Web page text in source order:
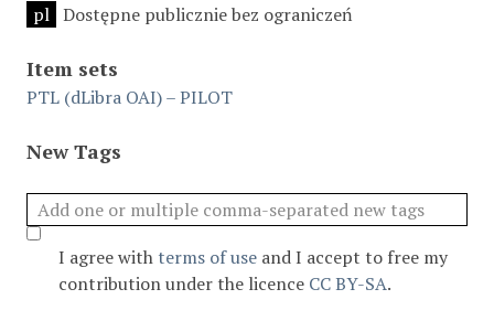
pl Dostępne publicznie bez ograniczeń
Item sets
PTL (dLibra OAI) – PILOT
New Tags
I agree with terms of use and I accept to free my
contribution under the licence CC BY-SA.